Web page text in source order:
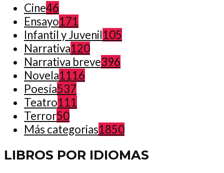
Cine46
Ensayo171
Infantil y Juvenil105
Narrativa120
Narrativa breve396
Novela1116
Poesía537
Teatro111
Terror50
Más categorias1850
LIBROS POR IDIOMAS